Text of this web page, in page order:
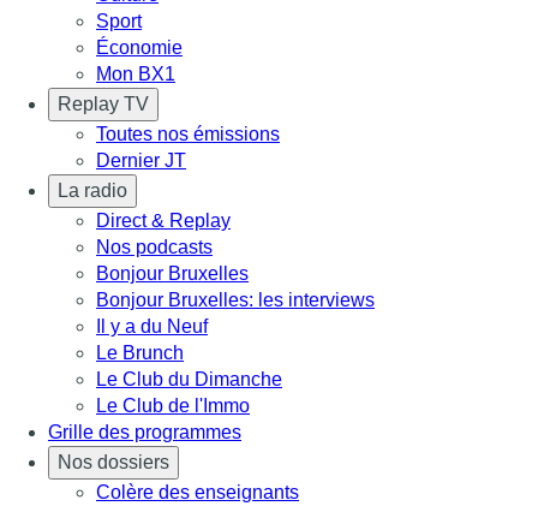
Sport
Économie
Mon BX1
Replay TV
Toutes nos émissions
Dernier JT
La radio
Direct & Replay
Nos podcasts
Bonjour Bruxelles
Bonjour Bruxelles: les interviews
Il y a du Neuf
Le Brunch
Le Club du Dimanche
Le Club de l'Immo
Grille des programmes
Nos dossiers
Colère des enseignants